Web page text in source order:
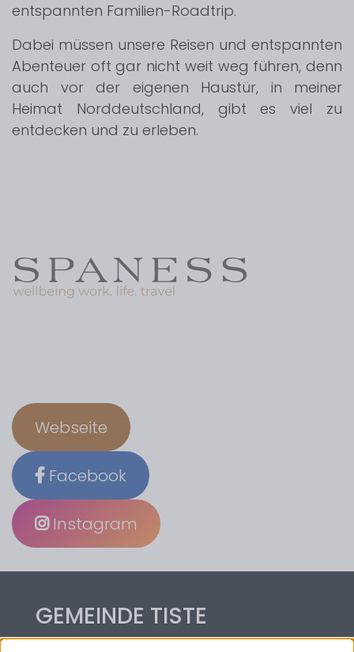
entspannten Familien-Roadtrip.
Dabei müssen unsere Reisen und entspannten
Abenteuer oft gar nicht weit weg führen, denn
auch vor der eigenen Haustür, in meiner
Heimat Norddeutschland, gibt es viel zu
entdecken und zu erleben.
Webseite
Facebook
Instagram
GEMEINDE TISTE